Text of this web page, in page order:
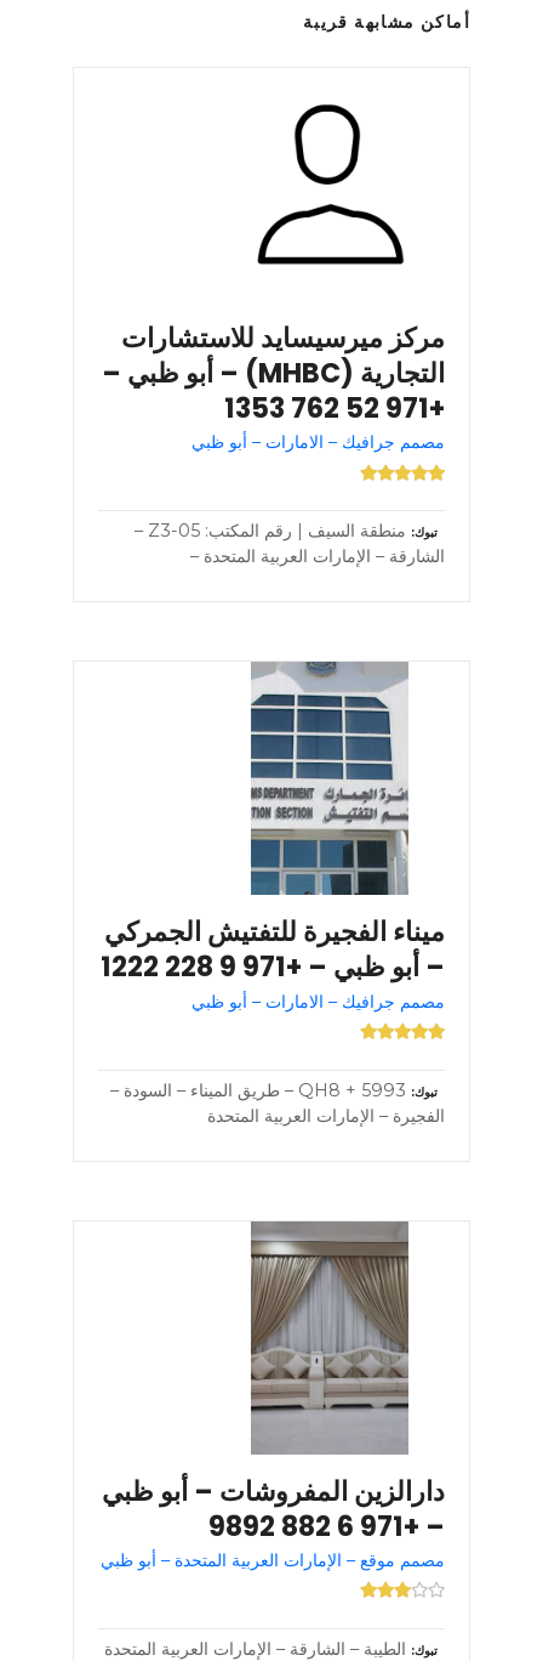
أماكن مشابهة قريبة
مركز ميرسيسايد للاستشارات
التجارية (MHBC) – أبو ظبي –
+971 52 762 1353
مصمم جرافيك – الامارات – أبو ظبي
تبوك
منطقة السيف | رقم المكتب: Z3-05 –
الشارقة – الإمارات العربية المتحدة –
ميناء الفجيرة للتفتيش الجمركي
– أبو ظبي – +971 9 228 1222
مصمم جرافيك – الامارات – أبو ظبي
تبوك
5993 + QH8 – طريق الميناء – السودة –
الفجيرة – الإمارات العربية المتحدة
دارالزين المفروشات – أبو ظبي
– +971 6 882 9892
مصمم موقع – الإمارات العربية المتحدة – أبو ظبي
تبوك
الطيبة – الشارقة – الإمارات العربية المتحدة